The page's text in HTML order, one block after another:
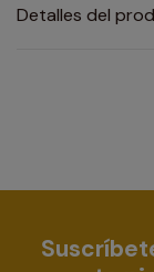
Detalles del